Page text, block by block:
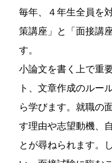
毎年、４年生全員を
策講座」と「面接講
す。
小論文を書く上で重
ト、文章作成のルー
ら学びます。就職の
す理由や志望動機、
とが尋ねられます。